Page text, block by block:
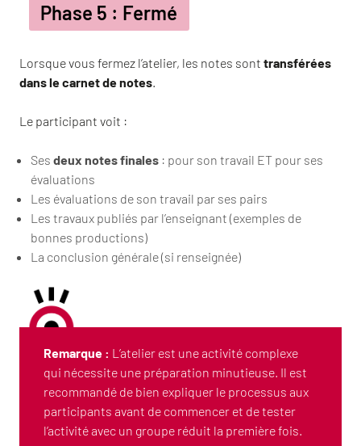
Phase 5 : Fermé
Lorsque vous fermez l’atelier, les notes sont transférées
dans le carnet de notes
Le participant voit :
Ses deux notes finales : pour son travail ET pour ses
évaluations
Les évaluations de son travail par ses pairs
Les travaux publiés par l’enseignant (exemples de
bonnes productions)
La conclusion générale (si renseignée)
Remarque : L’atelier est une activité complexe
qui nécessite une préparation minutieuse. Il est
recommandé de bien expliquer le processus aux
participants avant de commencer et de tester
l’activité avec un groupe réduit la première fois.